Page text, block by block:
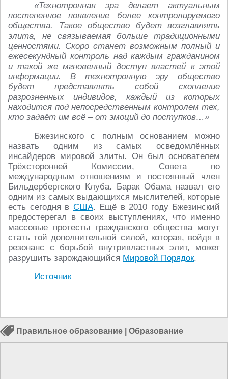
«Технотронная эра делает актуальным
постепенное появление более контролируемого
общества. Такое общество будет возглавлять
элита, не связываемая больше традиционными
ценностями. Скоро станет возможным полный и
ежесекундный контроль над каждым гражданином
и такой же мгновенный доступ властей к этой
информации. В технотронную эру общество
будет представлять собой скопление
разрозненных индивидов, каждый из которых
находится под непосредственным контролем тех,
кто задаёт им всё – от эмоций до поступков…»
Бжезинского с полным основанием можно
назвать одним из самых осведомлённых
инсайдеров мировой элиты. Он был основателем
Трёхсторонней Комиссии, Совета по
международным отношениям и постоянный член
Бильдербергского Клуба. Барак Обама назвал его
одним из самых выдающихся мыслителей, которые
есть сегодня в США. Ещё в 2010 году Бжезинский
предостерегал в своих выступлениях, что именно
массовые протесты гражданского общества могут
стать той дополнительной силой, которая, войдя в
резонанс с борьбой внутривластных элит, может
разрушить зарождающийся Мировой Порядок.
Источник
Правильное образование Образование